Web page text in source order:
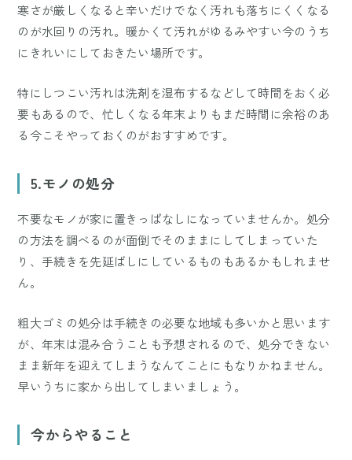
寒さが厳しくなると辛いだけでなく汚れも落ちにくくなる
のが水回りの汚れ。暖かくて汚れがゆるみやすい今のうち
にきれいにしておきたい場所です。
特にしつこい汚れは洗剤を湿布するなどして時間をおく必
要もあるので、忙しくなる年末よりもまだ時間に余裕のあ
る今こそやっておくのがおすすめです。
5.モノの処分
不要なモノが家に置きっぱなしになっていませんか。処分
の方法を調べるのが面倒でそのままにしてしまっていた
り、手続きを先延ばしにしているものもあるかもしれませ
ん。
粗大ゴミの処分は手続きの必要な地域も多いかと思います
が、年末は混み合うことも予想されるので、処分できない
まま新年を迎えてしまうなんてことにもなりかねません。
早いうちに家から出してしまいましょう。
今からやること